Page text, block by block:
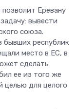
Еревану
вывести
союза.
бывших республик
место в ЕС, в
сделать
ее из того же
целью для целого